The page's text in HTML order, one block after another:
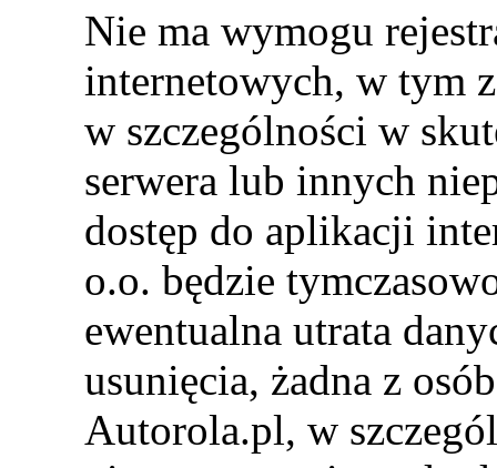
Nie ma wymogu
internetowych, w tym
w szczególności w
serwera lub innych
dostęp do aplikacji
o.o. będzie
ewentualna utrata
usunięcia, żadna z
Autorola.pl, w